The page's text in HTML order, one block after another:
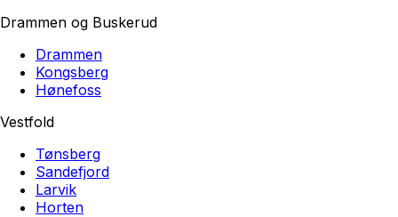
Drammen og Buskerud
Drammen
Kongsberg
Hønefoss
Vestfold
Tønsberg
Sandefjord
Larvik
Horten